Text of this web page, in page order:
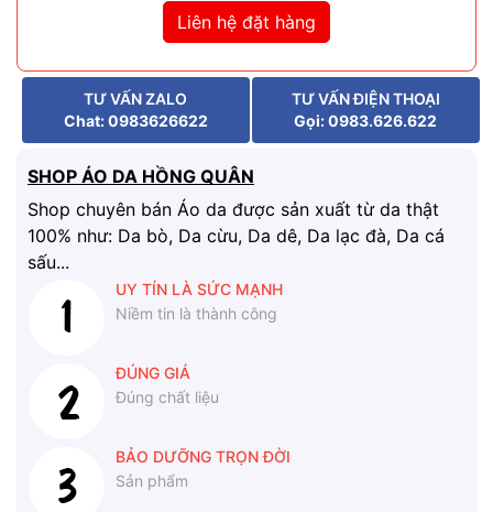
Liên hệ đặt hàng
TƯ VẤN ZALO
Chat: 0983626622
TƯ VẤN ĐIỆN THOẠI
Gọi: 0983.626.622
SHOP ÁO DA HỒNG QUÂN
Shop chuyên bán Áo da được sản xuất từ da thật
100% như: Da bò, Da cừu, Da dê, Da lạc đà, Da cá
sấu...
UY TÍN LÀ SỨC MẠNH
Niềm tin là thành công
ĐÚNG GIÁ
Đúng chất liệu
BẢO DƯỠNG TRỌN ĐỜI
Sản phẩm